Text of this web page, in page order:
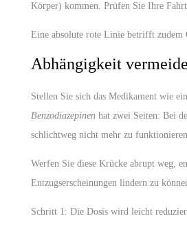
Körper) kommen. Prüfen Sie Ihre
Eine absolute rote Linie betrifft zudem
Abhängigkeit
Stellen Sie sich das Medikament wie
Benzodiazepinen hat zwei Seiten: Bei
schlichtweg nicht mehr zu
Werfen Sie diese Krücke abrupt weg,
Entzugserscheinungen lindern zu
Schritt 1: Die Dosis wird leicht